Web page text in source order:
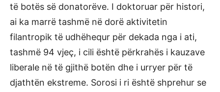
të botës së donatorëve. I doktoruar për histori,
ai ka marrë tashmë në dorë aktivitetin
filantropik të udhëhequr për dekada nga i ati,
tashmë 94 vjeç, i cili është përkrahës i kauzave
liberale në të gjithë botën dhe i urryer për të
djathtën ekstreme. Sorosi i ri është shprehur se